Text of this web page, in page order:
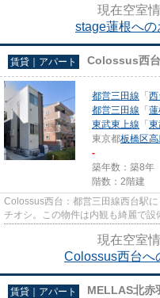
現在空室
stage蓮根へ
賃貸｜アパート Colossus西台
都営三田線 「 西
都営三田線 「 蓮
東武東上線 「
東京都板橋区
-
築年数：築8年
階数：2階建
Colossus西台：都営三田線西台駅
チオシ。この物件は内観も綺麗で
現在空室
Colossus西台へ
賃貸｜アパート MELLAS北赤